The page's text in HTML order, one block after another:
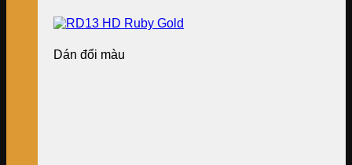
Dán đổi màu